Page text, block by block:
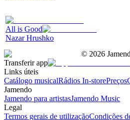
All is Good
Nazar Hrushko
© 2026
Transferir app
Links úteis
Catálogo musicalRádios In-storePreços
Jamendo
Jamendo para artistasJamendo Music
Legal
Termos gerais de utilizaçãoCondições